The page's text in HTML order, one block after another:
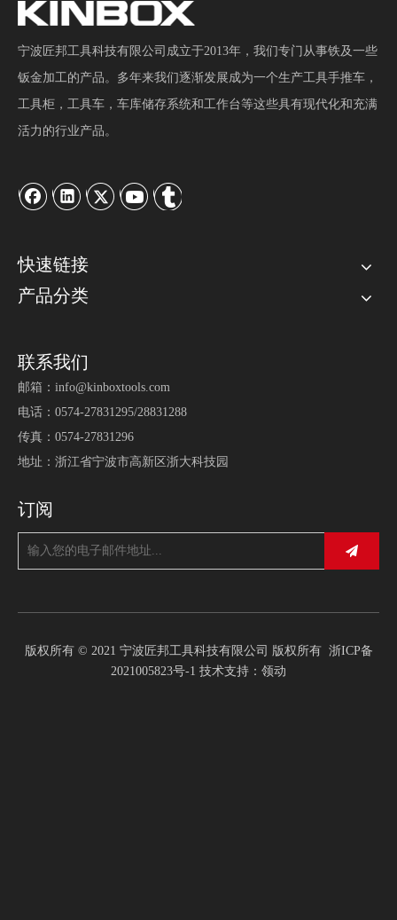
Kinbox 278 件集成工具车：一体化组织，随时可用 Kinbox 250 件集成工具车：一体化组织，随时可用
宁波匠邦工具科技有限公司成立于2013年，我们专门从事铁及一些
钣金加工的产品。多年来我们逐渐发展成为一个生产工具手推车，
工具柜，工具车，车库储存系统和工作台等这些具有现代化和充满
活力的行业产品。
快速链接
产品分类
联系我们
邮箱： info@kinboxtools.com
电话：0574-27831295/28831288
传真：0574-27831296
地址：浙江省宁波市高新区浙大科技园
订阅
版权所有 © 2021 宁波匠邦工具科技有限公司 版权所有 浙ICP备
2021005823号-1 技术支持： 领动